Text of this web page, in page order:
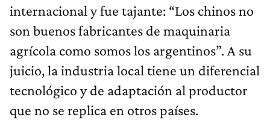
internacional y fue tajante: “Los chinos no
son buenos fabricantes de maquinaria
agrícola como somos los argentinos”. A su
juicio, la industria local tiene un diferencial
tecnológico y de adaptación al productor
que no se replica en otros países.